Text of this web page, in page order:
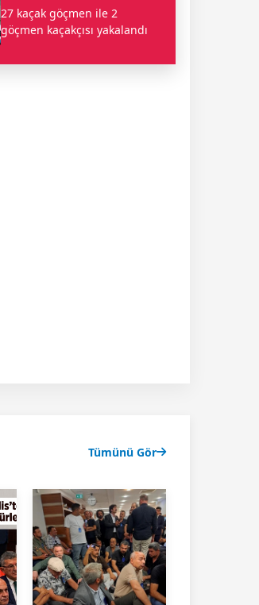
27 kaçak göçmen ile 2
göçmen kaçakçısı yakalandı
Tümünü Gör